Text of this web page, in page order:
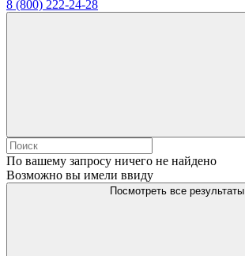
8 (800) 222-24-28
По вашему запросу ничего не найдено
Возможно вы имели ввиду
Посмотреть все результаты